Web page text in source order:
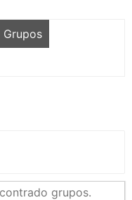
Grupos
grupos.